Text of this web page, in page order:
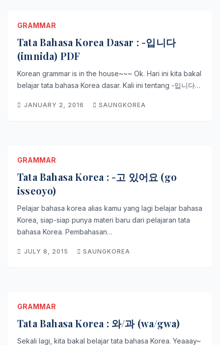
GRAMMAR
Tata Bahasa Korea Dasar : -입니다
(imnida) PDF
Korean grammar is in the house~~~ Ok. Hari ini kita bakal
belajar tata bahasa Korea dasar. Kali ini tentang -입니다…
JANUARY 2, 2016 SAUNGKOREA
GRAMMAR
Tata Bahasa Korea : -고 있어요 (go
isseoyo)
Pelajar bahasa korea alias kamu yang lagi belajar bahasa
Korea, siap-siap punya materi baru dari pelajaran tata
bahasa Korea. Pembahasan…
JULY 8, 2015 SAUNGKOREA
GRAMMAR
Tata Bahasa Korea : 와/과 (wa/gwa)
Sekali lagi, kita bakal belajar tata bahasa Korea. Yeaaay~